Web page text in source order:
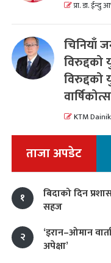
प्रा. डा. ईन्दु
चिनियाँ
विरुद्दको
KTM Dainik
ताजा अपडेट
१
बिदाको दिन
सहज
२
‘इरान–ओमान
अपेक्षा’